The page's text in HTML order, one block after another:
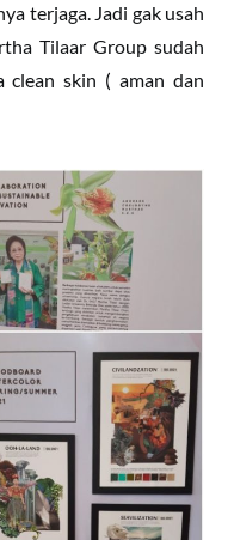
terjaga. Jadi gak usah
Tilaar Group sudah
clean skin ( aman dan